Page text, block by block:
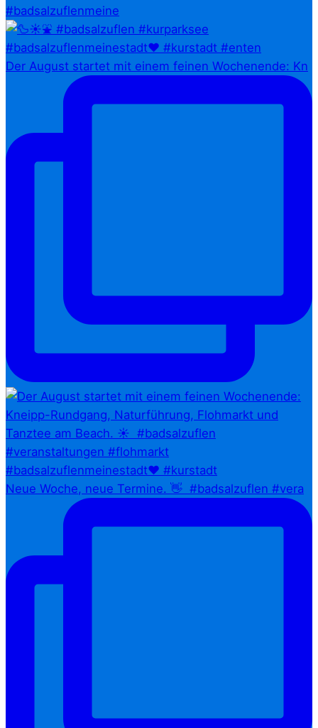
#badsalzuflenmeine
Der August startet mit einem feinen Wochenende: Kn
Neue Woche, neue Termine. 👋⁠ ⁠ #badsalzuflen #vera